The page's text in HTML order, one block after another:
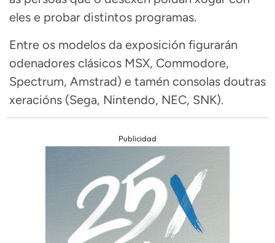
eles e probar distintos programas.
Entre os modelos da exposición figurarán
odenadores clásicos MSX, Commodore,
Spectrum, Amstrad) e tamén consolas doutras
xeracións (Sega, Nintendo, NEC, SNK).
Publicidad